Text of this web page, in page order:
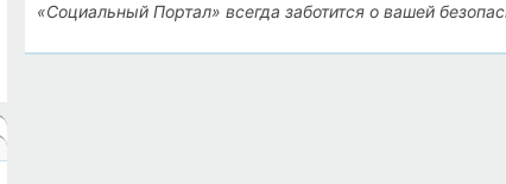
«Социальный Портал» всегда заботится о вашей